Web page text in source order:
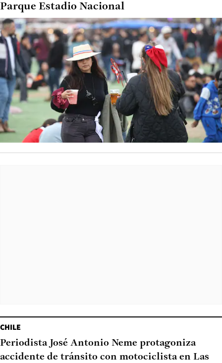
Parque Estadio Nacional
CHILE
Periodista José Antonio Neme protagoniza
accidente de tránsito con motociclista en Las